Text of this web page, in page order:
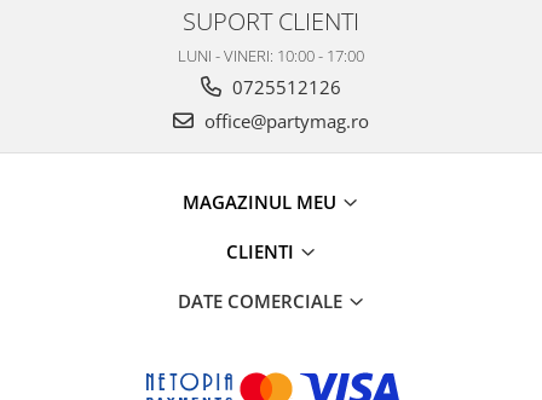
SUPORT CLIENTI
LUNI - VINERI: 10:00 - 17:00
0725512126
office@partymag.ro
MAGAZINUL MEU
CLIENTI
DATE COMERCIALE